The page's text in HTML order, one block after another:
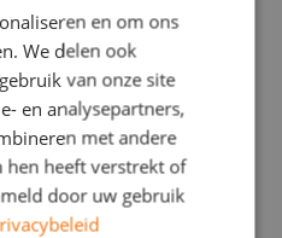
vragen. Benno staat
en om ons
We delen ook
van onze site
en analysepartners,
met andere
hen heeft verstrekt of
door uw gebruik